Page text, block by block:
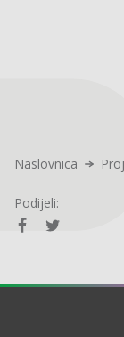
Naslovnica
Podijeli: